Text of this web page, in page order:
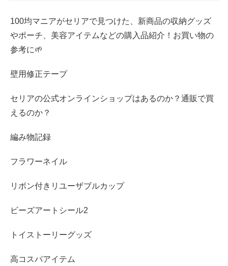
100均マニアがセリアで見つけた、新商品の収納グッズ
やポーチ、美容アイテムなどの購入品紹介！お買い物の
参考に🌱
壁用修正テープ
セリアの公式オンラインショップはあるのか？通販で買
えるのか？
編み物記録
フラワーネイル
リボン付きリユーザブルカップ
ビーズアートシール2
トイストーリーグッズ
高コスパアイテム